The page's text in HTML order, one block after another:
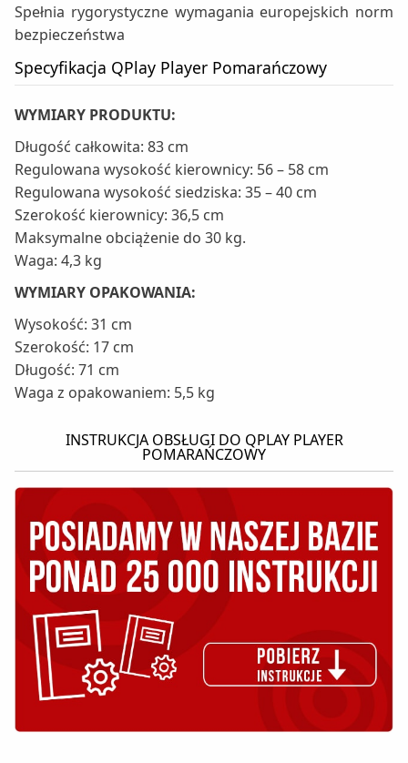
Spełnia rygorystyczne wymagania europejskich norm
bezpieczeństwa
Specyfikacja QPlay Player Pomarańczowy
WYMIARY PRODUKTU:
Długość całkowita: 83 cm
Regulowana wysokość kierownicy: 56 – 58 cm
Regulowana wysokość siedziska: 35 – 40 cm
Szerokość kierownicy: 36,5 cm
Maksymalne obciążenie do 30 kg.
Waga: 4,3 kg
WYMIARY OPAKOWANIA:
Wysokość: 31 cm
Szerokość: 17 cm
Długość: 71 cm
Waga z opakowaniem: 5,5 kg
INSTRUKCJA OBSŁUGI DO QPLAY PLAYER
POMARAŃCZOWY